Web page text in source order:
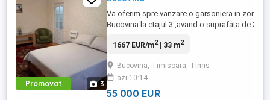
Promovat 3
Va oferim spre vanzare o garsoniera in zona
Bucovina la etajul 3 ,avand o suprafata de 33
apropiere se afla parcul Bucovina,la o distanta
jos,magazine,banci,farmacii,scoli,gradinite,etc.
Daca sunteti interesati de vizionare sau de ...
1667 EUR/m2| 33 m2
Bucovina, Timisoara, Timis
azi 10:14
55 000 EUR